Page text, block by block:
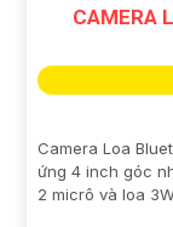
CAMERA
Camera Loa
ứng 4 inch góc
2 micrô và loa